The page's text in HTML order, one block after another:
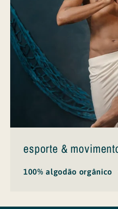
esporte &
100% algodão orgânico